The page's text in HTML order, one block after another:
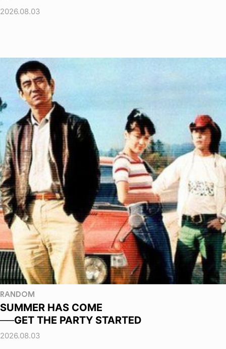
2026.08.03
RANDOM
SUMMER HAS COME
──GET THE PARTY STARTED
2026.08.03